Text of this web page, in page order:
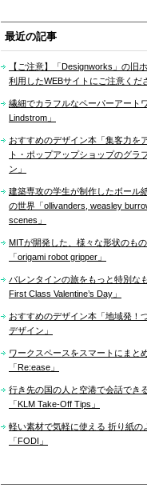
最近の記事
【ご注意】「Designworks」の旧
利用したWEBサイトにご注意くだ
繊細でカラフルなペーパーアート
Lindstrom」
おすすめのデザイン本「集客力を
ト・ポップアップショップのグラ
ン」
建築専攻の学生が制作したボール
の世界「ollivanders, weasley
scenes」
MITが開発した、様々な形状のも
「origami robot gripper」
バレンタインの旅をもっと特別な
First Class Valentine’s Day」
おすすめのデザイン本「地域発！
デザイン」
ワークスペースをスマートにまと
「Re:ease」
行き先の国の人と空港で会話でき
「KLM Take-Off Tips」
軽い素材で気軽に使える 折り紙の
「FODI」